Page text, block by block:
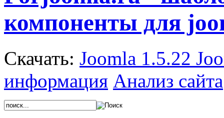
компоненты для
Скачать: Joomla 1.5.22
информация Анализ сайта